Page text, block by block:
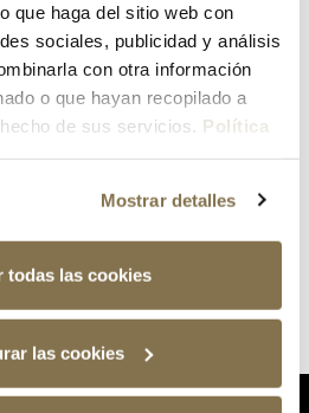
que haga del sitio web con
sociales, publicidad y análisis
con otra información
o que hayan recopilado a
de sus servicios. Política
Mostrar detalles
todas las cookies
las cookies